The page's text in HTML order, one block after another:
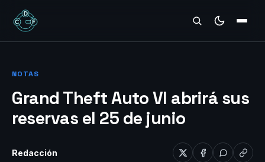
REVIEWS
NOTAS
Grand Theft Auto VI abrirá sus
reservas el 25 de junio
Redacción